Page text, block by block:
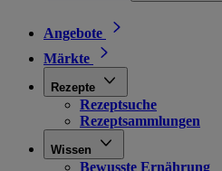
Angebote
Märkte
Rezepte
Rezeptsuche
Rezeptsammlungen
Wissen
Bewusste Ernährung